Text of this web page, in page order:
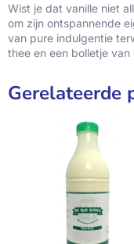
Wist je dat vanille niet
om zijn ontspannende
van pure indulgentie
thee en een bolletje van
Gerelateerde